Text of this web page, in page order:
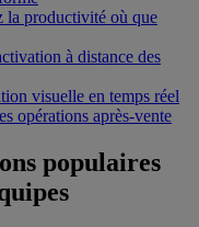
la productivité où que
à distance des
visuelle en temps réel
opérations après-vente
populaires